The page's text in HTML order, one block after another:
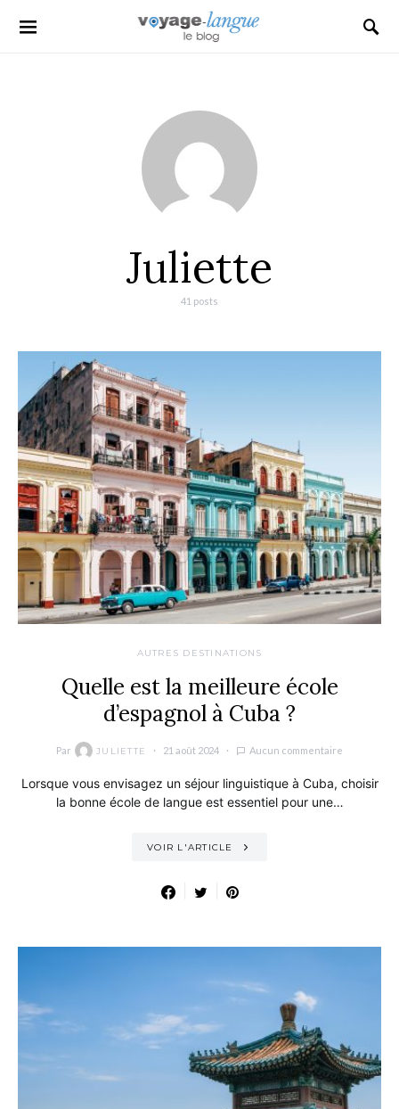
Search for:
Juliette
41 posts
AUTRES DESTINATIONS
Quelle est la meilleure école
d’espagnol à Cuba ?
Par JULIETTE 21 août 2024 Aucun commentaire
Lorsque vous envisagez un séjour linguistique à Cuba, choisir
la bonne école de langue est essentiel pour une…
VOIR L'ARTICLE